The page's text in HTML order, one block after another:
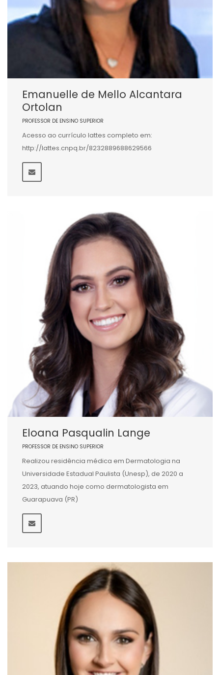
Emanuelle de Mello Alcantara
Ortolan
PROFESSOR DE ENSINO SUPERIOR
Acesso ao currículo lattes completo em:
http://lattes.cnpq.br/8232889688629566
Eloana Pasqualin Lange
PROFESSOR DE ENSINO SUPERIOR
Realizou residência médica em Dermatologia na
Universidade Estadual Paulista (Unesp), de 2020 a
2023, atuando hoje como dermatologista em
Guarapuava (PR)